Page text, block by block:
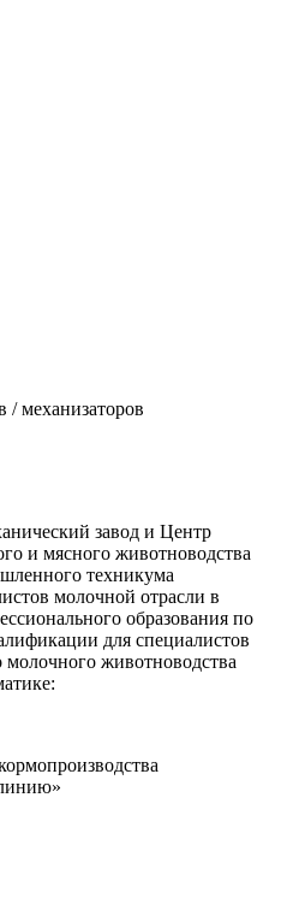
/ механизаторов
завод и Центр
и мясного животноводства
техникума
молочной отрасли в
образования по
для специалистов
животноводства